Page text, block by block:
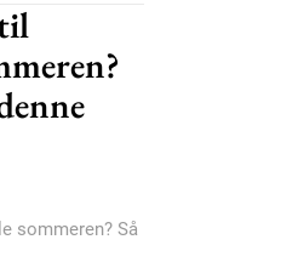
sommeren? Så